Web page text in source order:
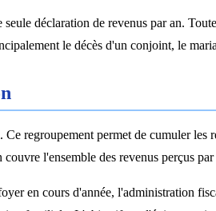
déclaration de revenus par an.
le décès d'un conjoint, le
regroupement permet de cumuler
l'ensemble des revenus perçus
en cours d'année, l'administration